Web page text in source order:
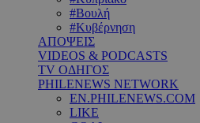
#Βουλή
#Κυβέρνηση
ΑΠΟΨΕΙΣ
VIDEOS & PODCASTS
TV ΟΔΗΓΟΣ
PHILENEWS NETWORK
EN.PHILENEWS.COM
LIKE